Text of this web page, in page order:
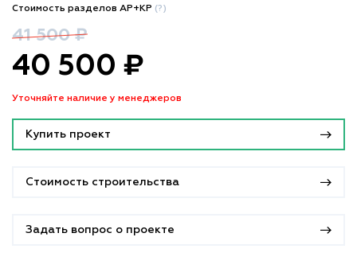
Стоимость разделов АР+КР (?)
41 500 ₽
40 500 ₽
Уточняйте наличие у менеджеров
Купить проект
Стоимость строительства
Задать вопрос о проекте